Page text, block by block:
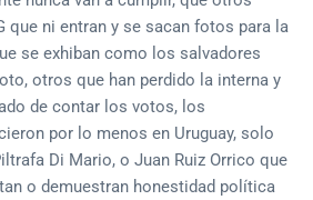
que ni entran y se sacan fotos para la
se exhiban como los salvadores
otros que han perdido la interna y
de contar los votos, los
por lo menos en Uruguay, solo
Di Mario, o Juan Ruiz Orrico que
o demuestran honestidad política